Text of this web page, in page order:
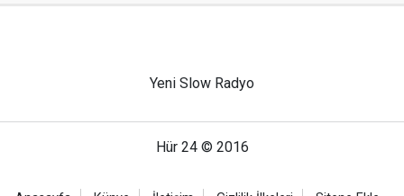
Yeni Slow Radyo
Hür 24 © 2016